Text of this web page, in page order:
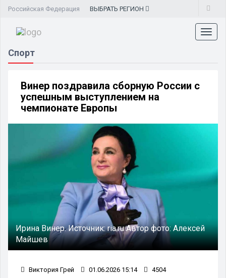
Российская Федерация ВЫБРАТЬ РЕГИОН
Спорт
Винер поздравила сборную России с
успешным выступлением на
чемпионате Европы
Ирина Винер.Источник:ria.ruАвтор фото:Алексей
Майшев
Виктория Грей 01.06.2026 15:14 4504